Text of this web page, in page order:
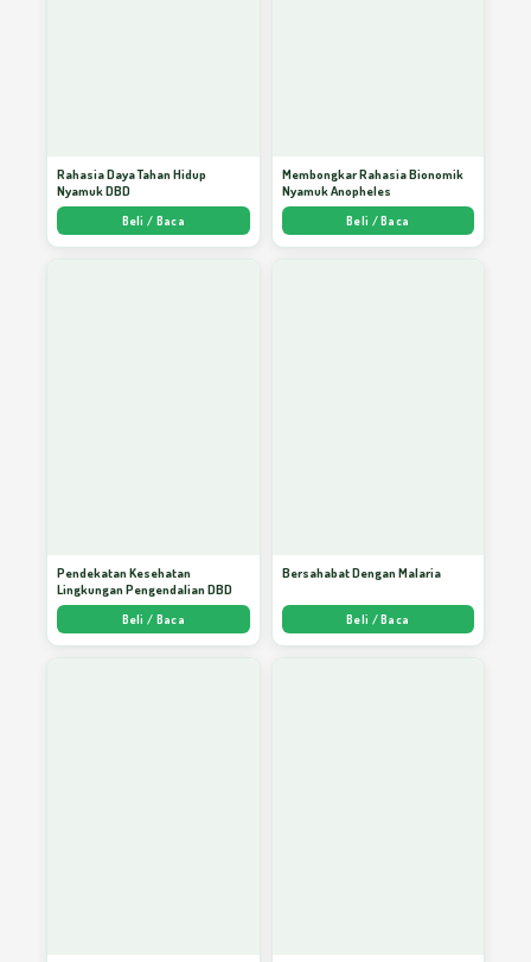
Rahasia Daya Tahan Hidup
Nyamuk DBD
Beli / Baca
Membongkar Rahasia Bionomik
Nyamuk Anopheles
Beli / Baca
Pendekatan Kesehatan
Lingkungan Pengendalian DBD
Beli / Baca
Bersahabat Dengan Malaria
Beli / Baca